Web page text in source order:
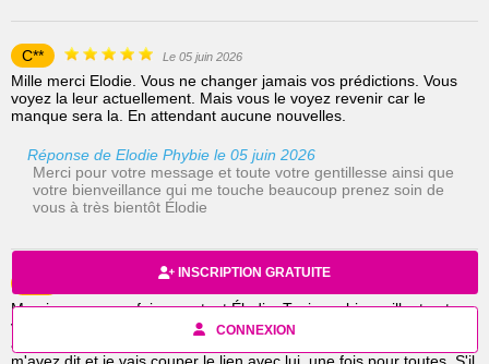
INSCRIPTION GRATUITE
CONNEXION
C** Le 05 juin 2026
Mille merci Elodie. Vous ne changer jamais vos prédictions. Vous
voyez la leur actuellement. Mais vous le voyez revenir car le
manque sera la. En attendant aucune nouvelles.
Réponse de Elodie Phybie le 05 juin 2026
Merci pour votre message et toute votre gentillesse ainsi que
votre bienveillance qui me touche beaucoup prenez soin de
vous à très bientôt Élodie
Merci encore une fois pour tout Élodie. Toujours bienveillante et
vous allez toujours droit au but. Vous êtes cohérente dans tous les
appels que j'ai eu avec vous. Je prends note de ce que vous